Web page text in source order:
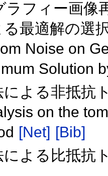
ラフィー画像
る最適解の選
Noise on
Solution
による非抵抗
on the
[Net] [Bib]
による比抵抗